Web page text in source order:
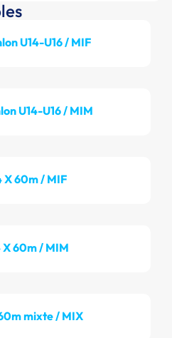
U14-U16 / MIF
U14-U16 / MIM
X 60m / MIF
X 60m / MIM
mixte / MIX